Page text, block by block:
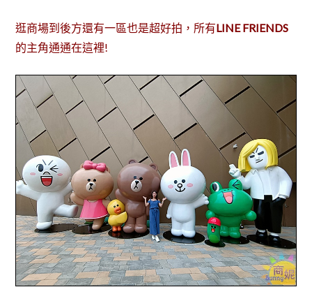
逛商場到後方還有一區也是超好拍，所有LINE FRIENDS
的主角通通在這裡!